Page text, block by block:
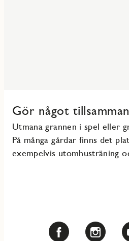
Gör något
Utmana grannen i spel eller
På många gårdar finns det
exempelvis utomhusträning